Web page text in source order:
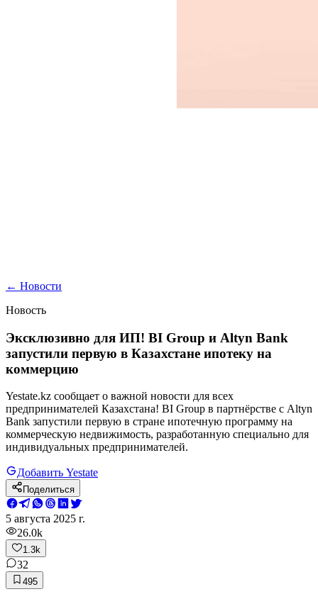
← Новости
Новость
Эксклюзивно для ИП! BI Group и Altyn Bank
запустили первую в Казахстане ипотеку на
коммерцию
Yestate.kz сообщает о важной новости для всех
предпринимателей Казахстана! BI Group в партнёрстве с Altyn
Bank запустили первую в стране ипотечную программу на
коммерческую недвижимость, разработанную специально для
индивидуальных предпринимателей.
Добавить Yestate
Поделиться
5 августа 2025 г.
26.0k
1.3k
32
495